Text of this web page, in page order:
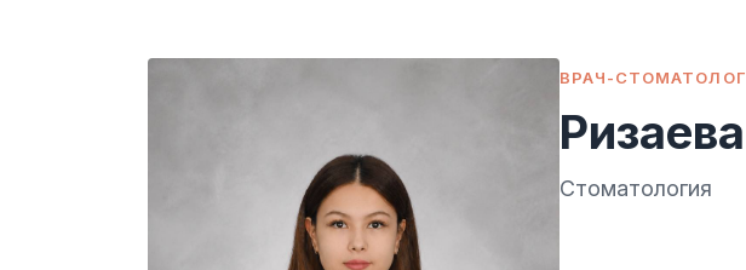
ВРАЧ-СТОМАТОЛОГ
Стоматология